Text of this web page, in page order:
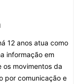
12 anos atua como
informação em
movimentos da
por comunicação e